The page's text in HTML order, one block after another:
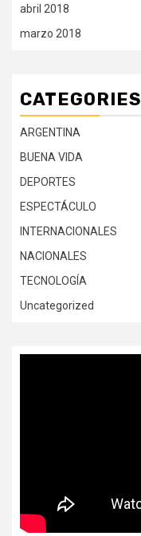
abril 2018
marzo 2018
CATEGORIES
ARGENTINA
BUENA VIDA
DEPORTES
ESPECTÁCULO
INTERNACIONALES
NACIONALES
TECNOLOGÍA
Uncategorized